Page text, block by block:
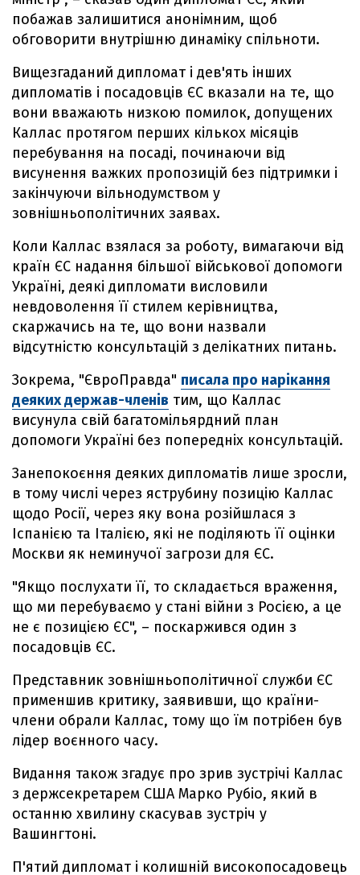
побажав залишитися анонімним, щоб
обговорити внутрішню динаміку спільноти.
Вищезгаданий дипломат і дев'ять інших
дипломатів і посадовців ЄС вказали на те, що
вони вважають низкою помилок, допущених
Каллас протягом перших кількох місяців
перебування на посаді, починаючи від
висунення важких пропозицій без підтримки і
закінчуючи вільнодумством у
зовнішньополітичних заявах.
Коли Каллас взялася за роботу, вимагаючи від
країн ЄС надання більшої військової допомоги
Україні, деякі дипломати висловили
невдоволення її стилем керівництва,
скаржачись на те, що вони назвали
відсутністю консультацій з делікатних питань.
Зокрема, "ЄвроПравда" писала про нарікання
деяких держав-членів тим, що Каллас
висунула свій багатомільярдний план
допомоги Україні без попередніх консультацій.
Занепокоєння деяких дипломатів лише зросли,
в тому числі через яструбину позицію Каллас
щодо Росії, через яку вона розійшлася з
Іспанією та Італією, які не поділяють її оцінки
Москви як неминучої загрози для ЄС.
"Якщо послухати її, то складається враження,
що ми перебуваємо у стані війни з Росією, а це
не є позицією ЄС", – поскаржився один з
посадовців ЄС.
Представник зовнішньополітичної служби ЄС
применшив критику, заявивши, що країни-
члени обрали Каллас, тому що їм потрібен був
лідер воєнного часу.
Видання також згадує про зрив зустрічі Каллас
з держсекретарем США Марко Рубіо, який в
останню хвилину скасував зустріч у
Вашингтоні.
П'ятий дипломат і колишній високопосадовець